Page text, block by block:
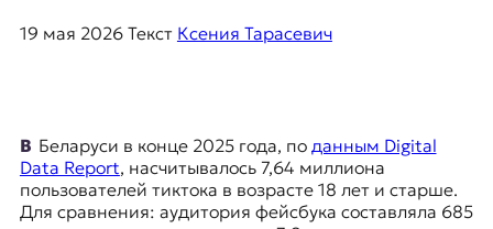
и
е
р
е
в
19 мая 2026Текст Ксения Тарасевич
В Беларуси в конце 2025 года, по данным Digital
Data Report, насчитывалось 7,64 миллиона
пользователей тиктока в возрасте 18 лет и старше.
Для сравнения: аудитория фейсбука составляла 685